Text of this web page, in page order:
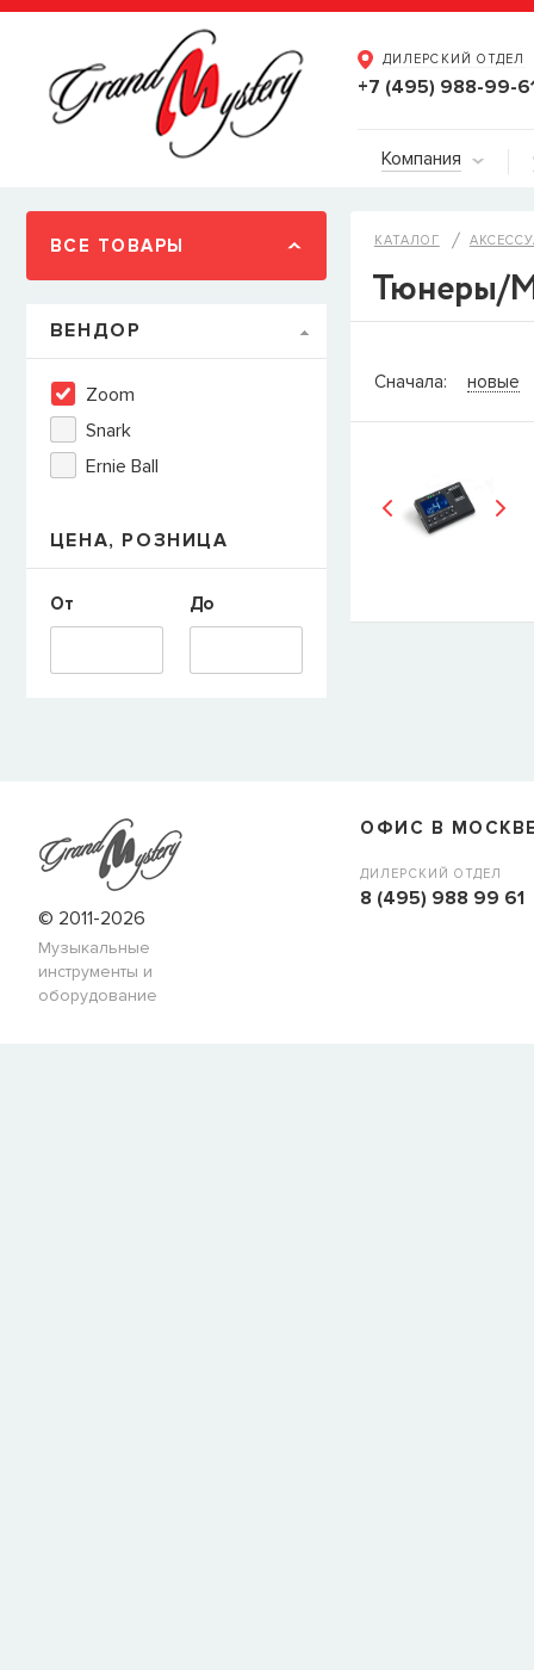
ДИЛЕРСКИЙ ОТДЕЛ
+7 (495) 988-99-
Компания
ВСЕ ТОВАРЫ
ВЕНДОР
Zoom
Snark
Ernie Ball
ЦЕНА, РОЗНИЦА
От До
КАТАЛОГ
Тюнеры/
ТовараСтруны
Имя
Сначала: новые
© 2011-2026
Музыкальные
инструменты и
оборудование
ОФИС В
ДИЛЕРСКИЙ ОТДЕЛ
8 (495) 988 99 61